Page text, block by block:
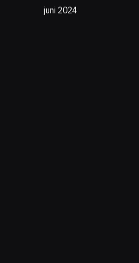
juni 2024